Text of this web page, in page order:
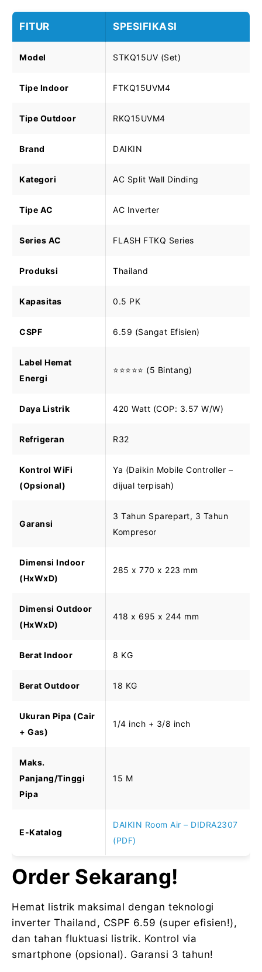
FITUR SPESIFIKASI
Model STKQ15UV (Set)
Tipe Indoor FTKQ15UVM4
Tipe Outdoor RKQ15UVM4
Brand DAIKIN
Kategori AC Split Wall Dinding
Tipe AC AC Inverter
Series AC FLASH FTKQ Series
Produksi Thailand
Kapasitas 0.5 PK
CSPF 6.59 (Sangat Efisien)
Label Hemat
Energi
⭐⭐⭐⭐⭐ (5 Bintang)
Daya Listrik 420 Watt (COP: 3.57 W/W)
Refrigeran R32
Kontrol WiFi
(Opsional)
Ya (Daikin Mobile Controller –
dijual terpisah)
Garansi
3 Tahun Sparepart, 3 Tahun
Kompresor
Dimensi Indoor
(HxWxD)
285 x 770 x 223 mm
Dimensi Outdoor
(HxWxD)
418 x 695 x 244 mm
Berat Indoor 8 KG
Berat Outdoor 18 KG
Ukuran Pipa (Cair
+ Gas)
1/4 inch + 3/8 inch
Maks.
Panjang/Tinggi
Pipa
15 M
E-Katalog
DAIKIN Room Air – DIDRA2307
(PDF)
Order Sekarang!
Hemat listrik maksimal dengan teknologi
inverter Thailand, CSPF 6.59 (super efisien!),
dan tahan fluktuasi listrik. Kontrol via
smartphone (opsional). Garansi 3 tahun!